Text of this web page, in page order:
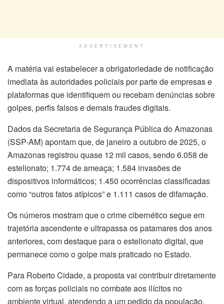
ADVERTISEMENT
A matéria vai estabelecer a obrigatoriedade de notificação
imediata às autoridades policiais por parte de empresas e
plataformas que identifiquem ou recebam denúncias sobre
golpes, perfis falsos e demais fraudes digitais.
Dados da Secretaria de Segurança Pública do Amazonas
(SSP-AM) apontam que, de janeiro a outubro de 2025, o
Amazonas registrou quase 12 mil casos, sendo 6.058 de
estelionato; 1.774 de ameaça; 1.584 invasões de
dispositivos informáticos; 1.450 ocorrências classificadas
como “outros fatos atípicos” e 1.111 casos de difamação.
Os números mostram que o crime cibernético segue em
trajetória ascendente e ultrapassa os patamares dos anos
anteriores, com destaque para o estelionato digital, que
permanece como o golpe mais praticado no Estado.
Para Roberto Cidade, a proposta vai contribuir diretamente
com as forças policiais no combate aos ilícitos no
ambiente virtual, atendendo a um pedido da população.